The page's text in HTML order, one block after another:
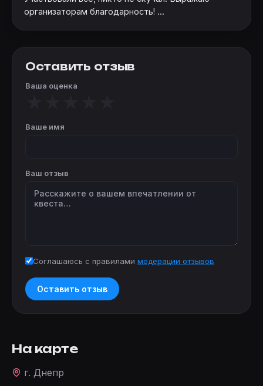
организаторам благодарность! ...
Оставить отзыв
Ваша оценка
Ваше имя
Ваш отзыв
Соглашаюсь с правилами модерации отзывов
Оставить отзыв
На карте
г. Днепр